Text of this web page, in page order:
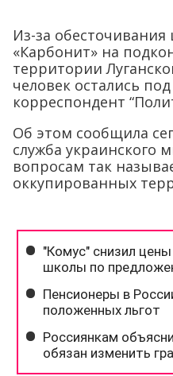
Из-за обесточивания
«Карбонит» на
территории
человек остались
корреспондент
Об этом сообщила
служба украинского
вопросам так
оккупированных